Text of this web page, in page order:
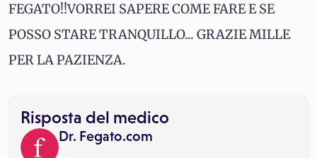
FEGATO!!VORREI SAPERE COME FARE E SE
POSSO STARE TRANQUILLO... GRAZIE MILLE
PER LA PAZIENZA.
Risposta del medico
Dr. Fegato.com